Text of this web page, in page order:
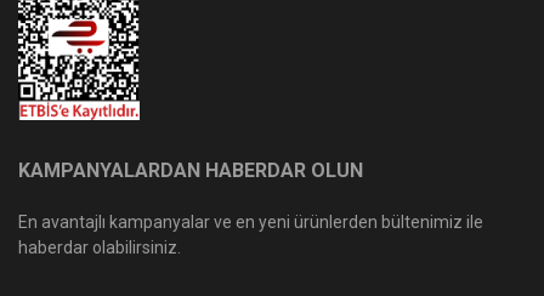
KAMPANYALARDAN HABERDAR OLUN
En avantajlı kampanyalar ve en yeni ürünlerden bültenimiz ile
haberdar olabilirsiniz.